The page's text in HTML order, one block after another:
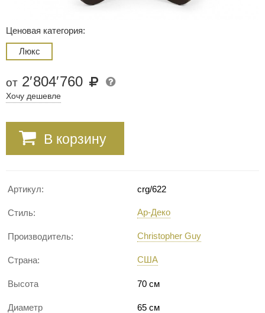
Ценовая категория:
Люкс
от 2′804′760
Хочу дешевле
В корзину
Артикул: crg/622
Стиль: Ар-Деко
Производитель: Christopher Guy
Страна: США
Высота 70 см
Диаметр 65 см